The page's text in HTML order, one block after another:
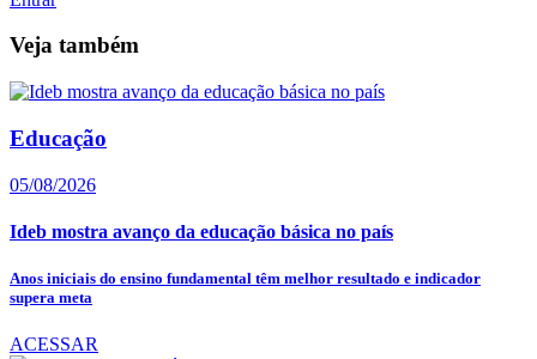
Veja também
Educação
05/08/2026
Ideb mostra avanço da educação básica no país
Anos iniciais do ensino fundamental têm melhor resultado e indicador
supera meta
ACESSAR